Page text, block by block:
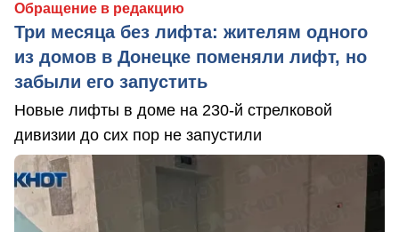
Обращение в редакцию
Три месяца без лифта: жителям одного
из домов в Донецке поменяли лифт, но
забыли его запустить
Новые лифты в доме на 230-й стрелковой
дивизии до сих пор не запустили